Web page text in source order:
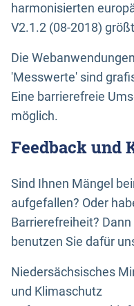
harmonisierten
V2.1.2 (08-2018)
Die
'Messwerte' sind
Eine barrierefreie
möglich.
Feedback und
Sind Ihnen Mängel
aufgefallen? Oder
Barrierefreiheit?
benutzen Sie dafür
Niedersächsisches
und Klimaschutz